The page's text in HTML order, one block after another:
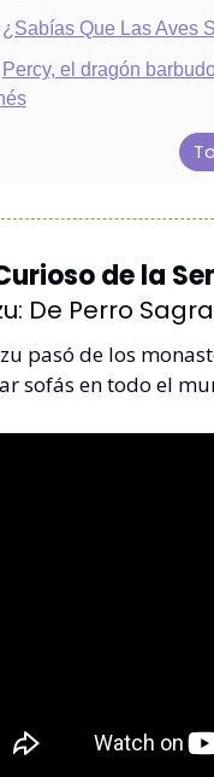
¿Sabías Que Las Aves
Percy, el dragón
de la
De Perro
pasó de los
sofás en todo el